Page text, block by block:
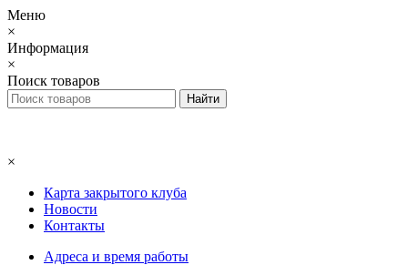
Меню
×
Информация
×
Поиск товаров
×
Карта закрытого клуба
Новости
Контакты
Адреса и время работы